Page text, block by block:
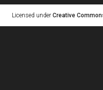
Licensed under Creative